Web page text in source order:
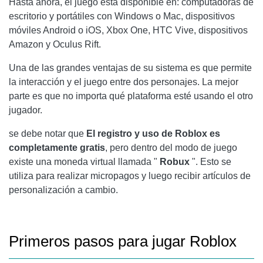
Hasta ahora, el juego está disponible en: computadoras de
escritorio y portátiles con Windows o Mac, dispositivos
móviles Android o iOS, Xbox One, HTC Vive, dispositivos
Amazon y Oculus Rift.
Una de las grandes ventajas de su sistema es que permite
la interacción y el juego entre dos personajes. La mejor
parte es que no importa qué plataforma esté usando el otro
jugador.
se debe notar que El registro y uso de Roblox es
completamente gratis, pero dentro del modo de juego
existe una moneda virtual llamada " Robux ". Esto se
utiliza para realizar micropagos y luego recibir artículos de
personalización a cambio.
Primeros pasos para jugar Roblox